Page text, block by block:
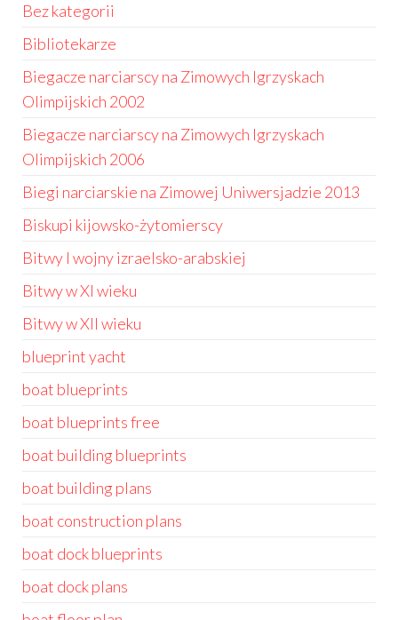
Bez kategorii
Bibliotekarze
Biegacze narciarscy na Zimowych Igrzyskach
Olimpijskich 2002
Biegacze narciarscy na Zimowych Igrzyskach
Olimpijskich 2006
Biegi narciarskie na Zimowej Uniwersjadzie 2013
Biskupi kijowsko-żytomierscy
Bitwy I wojny izraelsko-arabskiej
Bitwy w XI wieku
Bitwy w XII wieku
blueprint yacht
boat blueprints
boat blueprints free
boat building blueprints
boat building plans
boat construction plans
boat dock blueprints
boat dock plans